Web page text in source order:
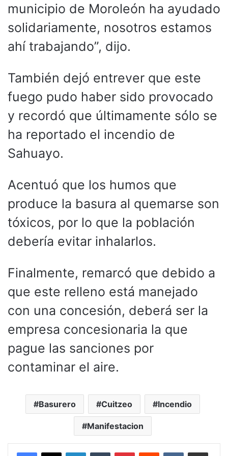
municipio de Moroleón ha ayudado
solidariamente, nosotros estamos
ahí trabajando”, dijo.
También dejó entrever que este
fuego pudo haber sido provocado
y recordó que últimamente sólo se
ha reportado el incendio de
Sahuayo.
Acentuó que los humos que
produce la basura al quemarse son
tóxicos, por lo que la población
debería evitar inhalarlos.
Finalmente, remarcó que debido a
que este relleno está manejado
con una concesión, deberá ser la
empresa concesionaria la que
pague las sanciones por
contaminar el aire.
Basurero Cuitzeo Incendio
Manifestacion
LinkedInTumblr PinterestReddit VKontakteCompartir por